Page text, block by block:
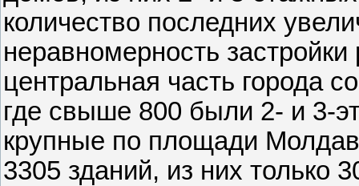
количество последних
неравномерность
центральная часть города
где свыше 800 были 2- и 3-
крупные по площади
3305 зданий, из них только